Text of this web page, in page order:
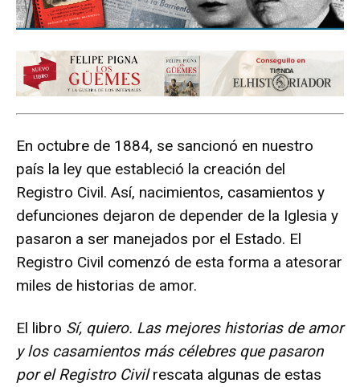
En octubre de 1884, se sancionó en nuestro
país la ley que estableció la creación del
Registro Civil. Así, nacimientos, casamientos y
defunciones dejaron de depender de la Iglesia y
pasaron a ser manejados por el Estado. El
Registro Civil comenzó de esta forma a atesorar
miles de historias de amor.
El libro Sí, quiero. Las mejores historias de amor
y los casamientos más célebres que pasaron
por el Registro Civilrescata algunas de estas